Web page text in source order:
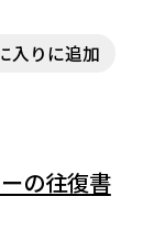
入りに追加
の往復書